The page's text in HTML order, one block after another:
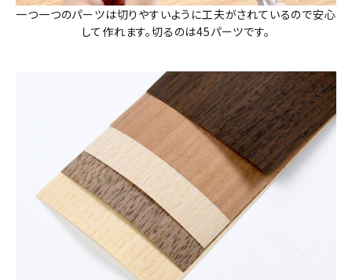
一つ一つのパーツは切りやすいように工夫がされているので安心
して作れます。切るのは45パーツです。